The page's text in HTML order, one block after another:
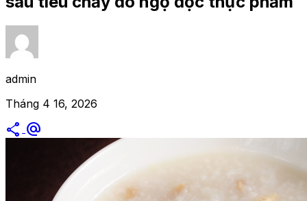
admin
Tháng 4 16, 2026
share alternate_email